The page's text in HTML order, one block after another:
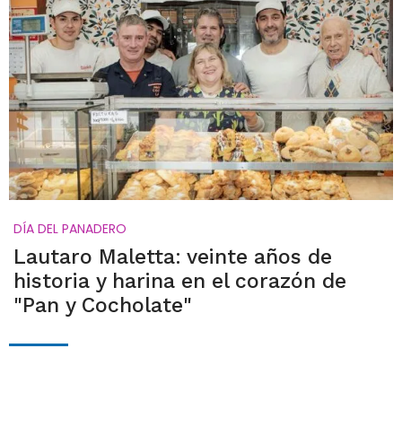
DÍA DEL PANADERO
Lautaro Maletta: veinte años de
historia y harina en el corazón de
"Pan y Cocholate"